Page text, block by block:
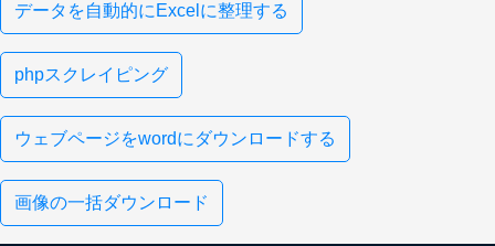
データを自動的にExcelに整理する
phpスクレイピング
ウェブページをwordにダウンロードする
画像の一括ダウンロード